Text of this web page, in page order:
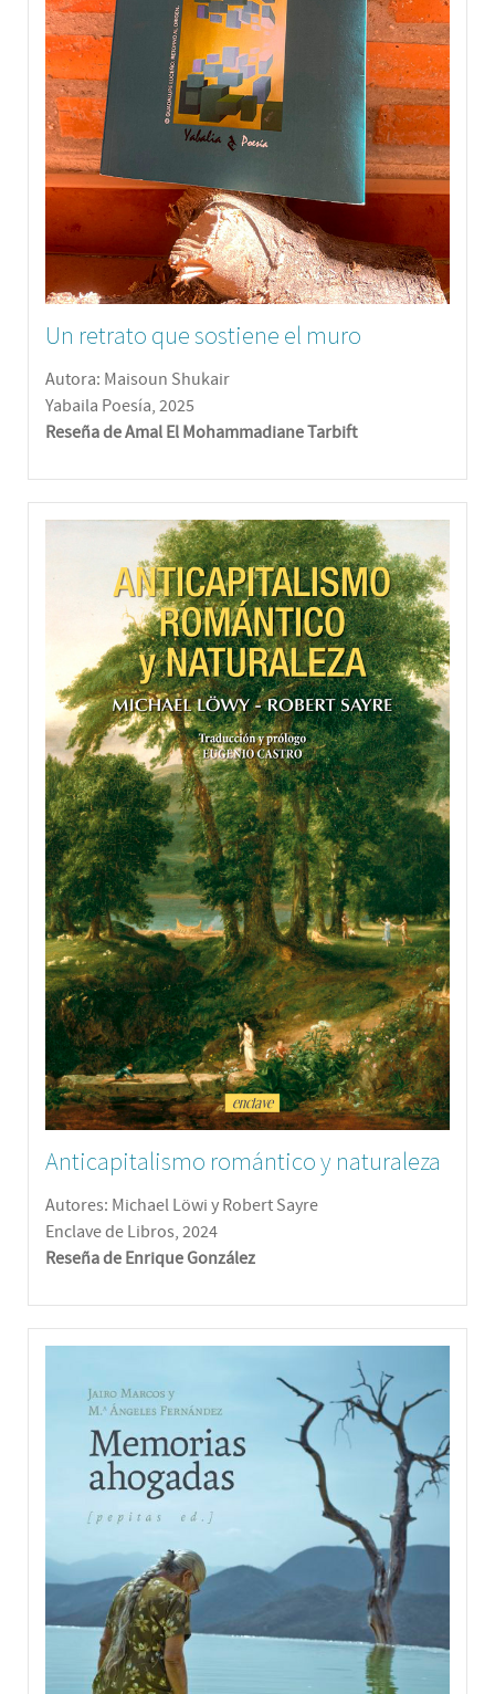
Un retrato que sostiene el muro
Autora: Maisoun Shukair
Yabaila Poesía, 2025
Reseña de Amal El Mohammadiane Tarbift
Anticapitalismo romántico y naturaleza
Autores: Michael Löwi y Robert Sayre
Enclave de Libros, 2024
Reseña de Enrique González